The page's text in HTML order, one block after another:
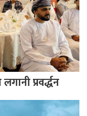
प्रवर्द्धन